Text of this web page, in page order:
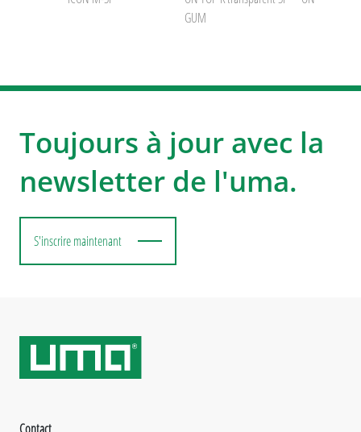
GUM
Toujours à jour avec la
newsletter de l'uma.
S'inscrire maintenant
Contact